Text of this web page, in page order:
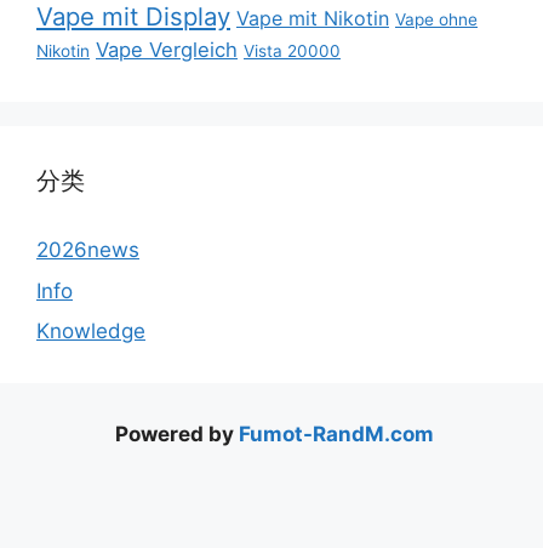
Vape mit Display Vape mit Nikotin Vape ohne
Nikotin Vape Vergleich Vista 20000
分类
2026news
Info
Knowledge
Powered by Fumot-RandM.com